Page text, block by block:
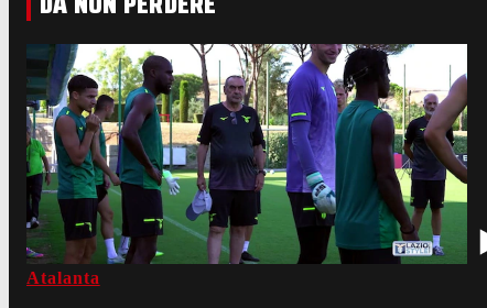
Atalanta